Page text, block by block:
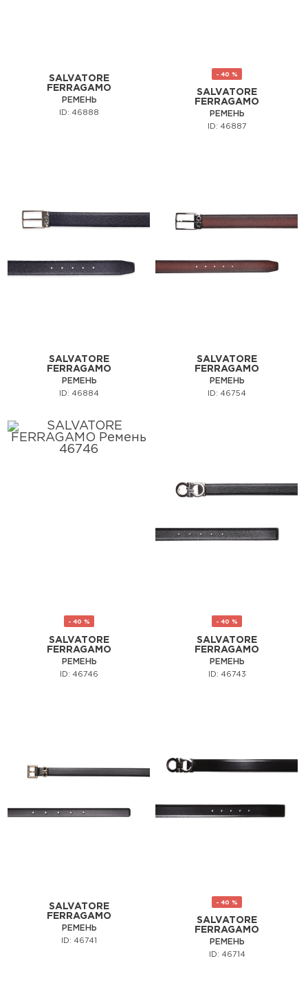
SALVATORE
FERRAGAMO
РЕМЕНЬ
ID: 46888
- 40 %
SALVATORE
FERRAGAMO
РЕМЕНЬ
ID: 46887
SALVATORE
FERRAGAMO
РЕМЕНЬ
ID: 46884
SALVATORE
FERRAGAMO
РЕМЕНЬ
ID: 46754
- 40 %
SALVATORE
FERRAGAMO
РЕМЕНЬ
ID: 46746
- 40 %
SALVATORE
FERRAGAMO
РЕМЕНЬ
ID: 46743
SALVATORE
FERRAGAMO
РЕМЕНЬ
ID: 46741
- 40 %
SALVATORE
FERRAGAMO
РЕМЕНЬ
ID: 46714